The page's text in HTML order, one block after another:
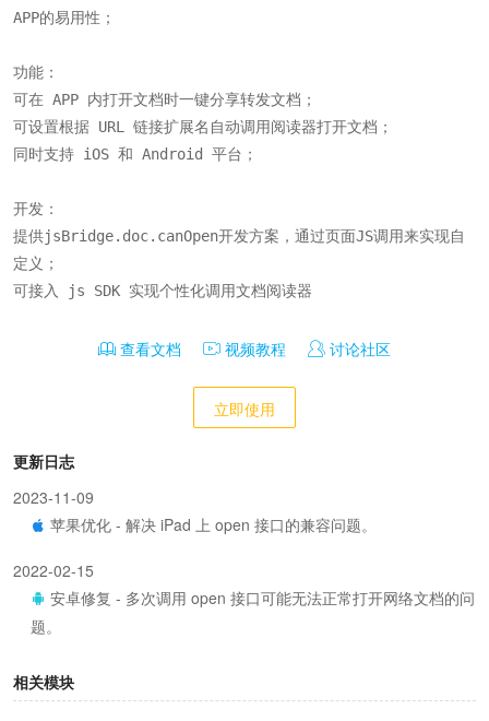
APP的易用性；
功能：
可在 APP 内打开文档时一键分享转发文档；
可设置根据 URL 链接扩展名自动调用阅读器打开文档；
同时支持 iOS 和 Android 平台；
开发：
提供jsBridge.doc.canOpen开发方案，通过页面JS调用来实现自
定义；
可接入 js SDK 实现个性化调用文档阅读器
查看文档 视频教程 讨论社区
立即使用
更新日志
2023-11-09
苹果优化 - 解决 iPad 上 open 接口的兼容问题。
2022-02-15
安卓修复 - 多次调用 open 接口可能无法正常打开网络文档的问
题。
相关模块